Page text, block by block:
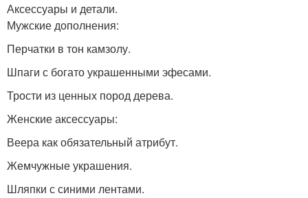
Аксессуары и детали.
Мужские дополнения:
Перчатки в тон камзолу.
Шпаги с богато украшенными эфесами.
Трости из ценных пород дерева.
Женские аксессуары:
Веера как обязательный атрибут.
Жемчужные украшения.
Шляпки с синими лентами.